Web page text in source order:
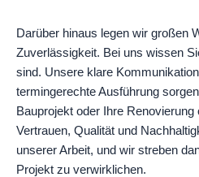
Darüber hinaus legen wir großen
Zuverlässigkeit. Bei uns wissen
sind. Unsere klare
termingerechte Ausführung
Bauprojekt oder Ihre
Vertrauen, Qualität und
unserer Arbeit, und wir streben
Projekt zu verwirklichen.